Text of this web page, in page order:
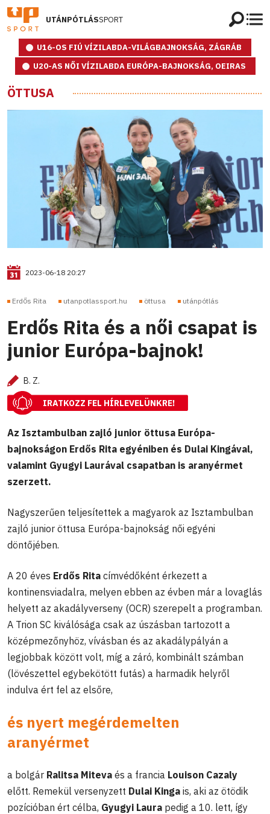
UTÁNPÓTLÁSSPORT
U16-OS FIÚ VÍZILABDA-VILÁGBAJNOKSÁG, ZÁGRÁB
U20-AS NŐI VÍZILABDA EURÓPA-BAJNOKSÁG, OEIRAS
ÖTTUSA
2023-06-18 20:27
Erdős Rita utanpotlassport.hu öttusa utánpótlás
Erdős Rita és a női csapat is
junior Európa-bajnok!
B. Z.
IRATKOZZ FEL HÍRLEVELÜNKRE!
Az Isztambulban zajló junior öttusa Európa-
bajnokságon Erdős Rita egyéniben és Dulai Kingával,
valamint Gyugyi Laurával csapatban is aranyérmet
szerzett.
Nagyszerűen teljesítettek a magyarok az Isztambulban
zajló junior öttusa Európa-bajnokság női egyéni
döntőjében.
A 20 éves Erdős Rita címvédőként érkezett a
kontinensviadalra, melyen ebben az évben már a lovaglás
helyett az akadályverseny (OCR) szerepelt a programban.
A Trion SC kiválósága csak az úszásban tartozott a
középmezőnyhöz, vívásban és az akadálypályán a
legjobbak között volt, míg a záró, kombinált számban
(lövészettel egybekötött futás) a harmadik helyről
indulva ért fel az elsőre,
és nyert megérdemelten
aranyérmet
a bolgár Ralitsa Miteva és a francia Louison Cazaly
előtt. Remekül versenyzett Dulai Kinga is, aki az ötödik
pozícióban ért célba, Gyugyi Laura pedig a 10. lett, így